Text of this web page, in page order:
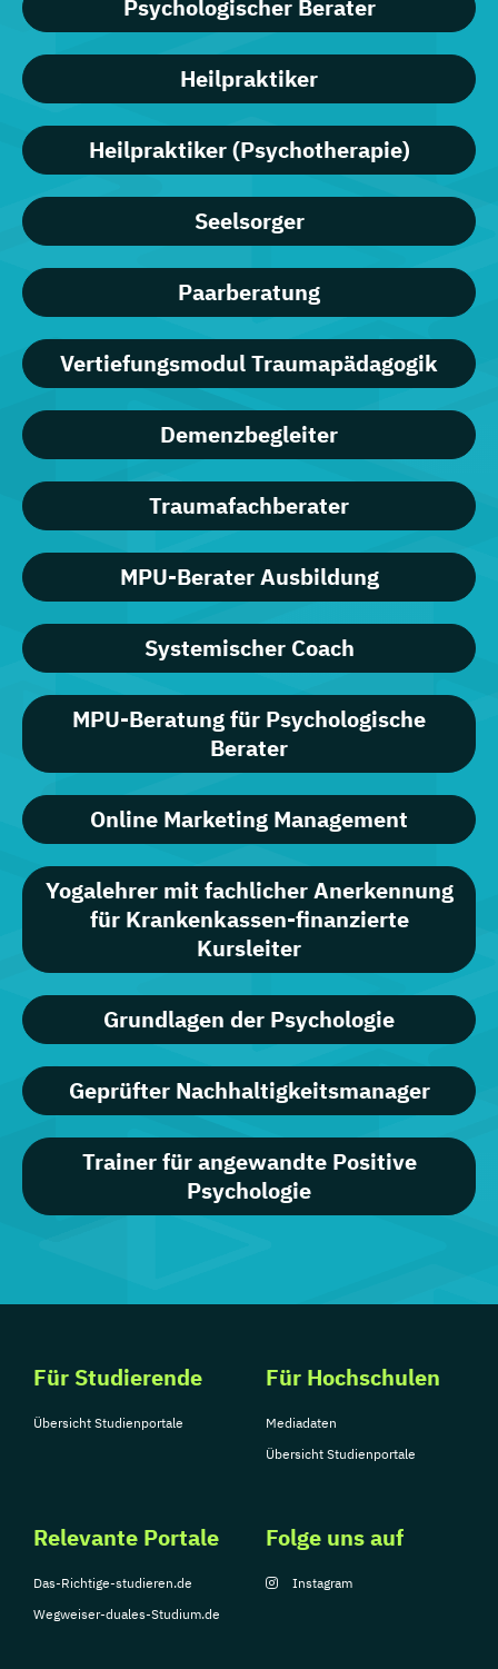
Psychologischer Berater
Heilpraktiker
Heilpraktiker (Psychotherapie)
Seelsorger
Paarberatung
Vertiefungsmodul Traumapädagogik
Demenzbegleiter
Traumafachberater
MPU-Berater Ausbildung
Systemischer Coach
MPU-Beratung für Psychologische
Berater
Online Marketing Management
Yogalehrer mit fachlicher Anerkennung
für Krankenkassen-finanzierte
Kursleiter
Grundlagen der Psychologie
Geprüfter Nachhaltigkeitsmanager
Trainer für angewandte Positive
Psychologie
Für Studierende
Übersicht Studienportale
Für Hochschulen
Mediadaten
Übersicht Studienportale
Relevante Portale
Das-Richtige-studieren.de
Wegweiser-duales-Studium.de
Folge uns auf
Instagram